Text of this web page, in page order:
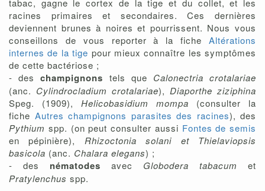
tabac, gagne le cortex de la tige et du collet, et les
racines primaires et secondaires. Ces dernières
deviennent brunes à noires et pourrissent. Nous vous
conseillons de vous reporter à la fiche Altérations
internes de la tige pour mieux connaître les symptômes
de cette bactériose ;
- deschampignons tels que Calonectria crotalariae
(anc. Cylindrocladium crotalariae), Diaporthe ziziphina
Speg. (1909), Helicobasidium mompa (consulter la
fiche Autres champignons parasites des racines), des
Pythium spp. (on peut consulter aussi Fontes de semis
en pépinière), Rhizoctonia solani et Thielaviopsis
basicola (anc. Chalara elegans) ;
- des nématodes avec Globodera tabacum et
Pratylenchus spp.